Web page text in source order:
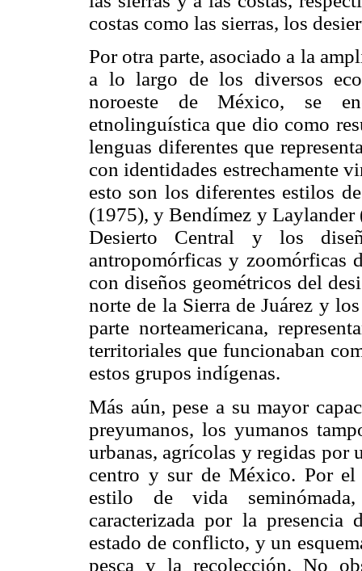
costas como las sierras, los
Por otra parte, asociado a la
a lo largo de los diversos
noroeste de México, se
etnolinguística que dio como
lenguas diferentes que
con identidades estrechamente
esto son los diferentes estilos
(1975), y Bendímez y Laylander
Desierto Central y los
antropomórficas y zoomórficas
con diseños geométricos del
norte de la Sierra de Juárez y
parte norteamericana,
territoriales que funcionaban
estos grupos indígenas.
Más aún, pese a su mayor
preyumanos, los yumanos
urbanas, agrícolas y regidas por
centro y sur de México. Por el
estilo de vida
caracterizada por la
estado de conflicto, y un
pesca y la recolección. No